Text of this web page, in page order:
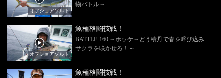
オフショアソルト
物バトル～
オフショアソルト
魚種格闘技戦！
BATTLE-160 ～ホッケ～どう積丹で春を呼び込み
サクラを咲かせろ！～
魚種格闘技戦！